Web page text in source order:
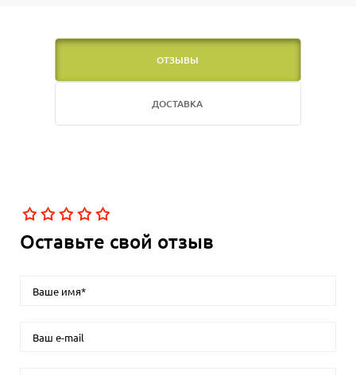
ОТЗЫВЫ
ДОСТАВКА
Оставьте свой отзыв